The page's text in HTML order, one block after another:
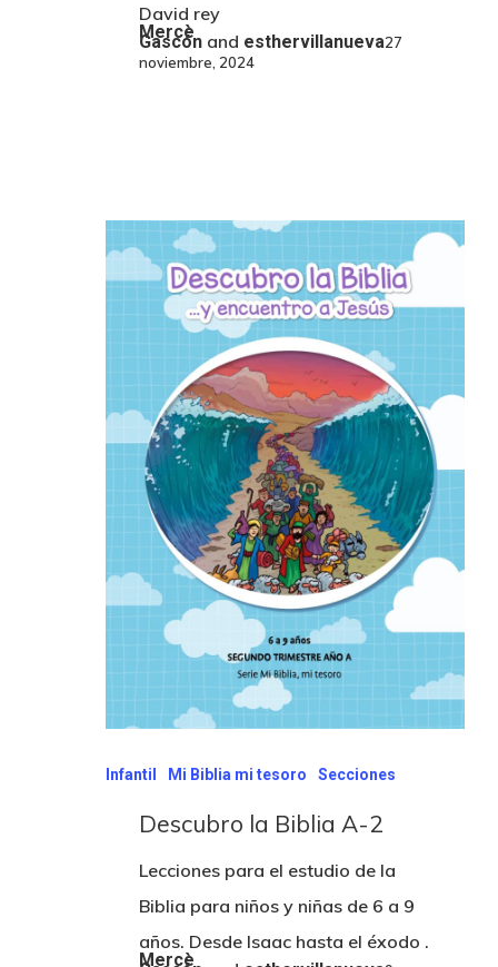
David rey
Mercè
Gascón and esthervillanueva27
noviembre, 2024
Infantil Mi Biblia mi tesoro Secciones
Descubro la Biblia A-2
Lecciones para el estudio de la
Biblia para niños y niñas de 6 a 9
años. Desde Isaac hasta el éxodo .
Mercè